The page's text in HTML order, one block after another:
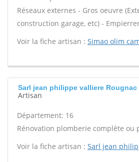
Réseaux externes - Gros oeuvre
construction garage, etc) -
Voir la fiche artisan : Simao olim
Sarl jean philippe valliere Rougnac
Artisan
Département: 16
Rénovation plomberie complète ou
Voir la fiche artisan : Sarl jean